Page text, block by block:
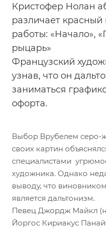
Кристофер Нолан
различает красный
работы: «Начало»,
рыцарь»
Французский
узнав, что он
заниматься
офорта.
Выбор Врубелем серо-
своих картин
специалистами
художника. Однако
выводу, что
является дальтонизм.
Певец Джордж Майкл
Йоргос Кириакус